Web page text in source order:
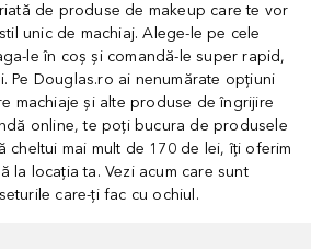
de produse de makeup care te vor
unic de machiaj. Alege-le pe cele
le în coș și comandă-le super rapid,
Pe Douglas.ro ai nenumărate opțiuni
machiaje și alte produse de îngrijire
online, te poți bucura de produsele
cheltui mai mult de 170 de lei, îți oferim
la locația ta. Vezi acum care sunt
care-ți fac cu ochiul.